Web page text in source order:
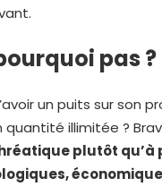
pas ?
un puits sur son
illimitée ?
plutôt qu’à